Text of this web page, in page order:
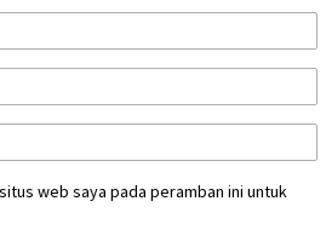
web saya pada peramban ini untuk